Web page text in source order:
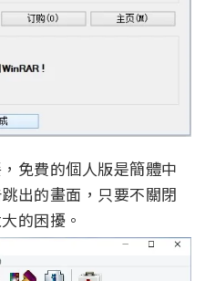
免費的個人版是簡體中
出的畫面，只要不關閉
的困擾。